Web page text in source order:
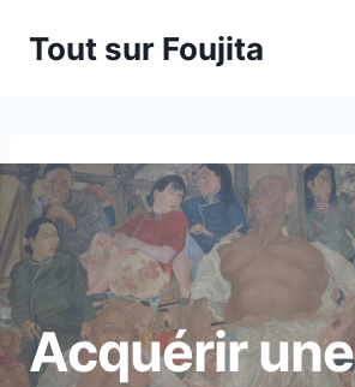
Tout sur Foujita
Acquérir une